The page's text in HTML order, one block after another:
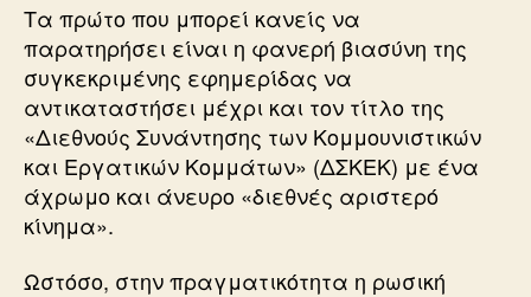
Τα πρώτο που μπορεί κανείς να
παρατηρήσει είναι η φανερή βιασύνη της
συγκεκριμένης εφημερίδας να
αντικαταστήσει μέχρι και τον τίτλο της
«Διεθνούς Συνάντησης των Κομμουνιστικών
και Εργατικών Κομμάτων» (ΔΣΚΕΚ) με ένα
άχρωμο και άνευρο «διεθνές αριστερό
κίνημα».
Ωστόσο, στην πραγματικότητα η ρωσική